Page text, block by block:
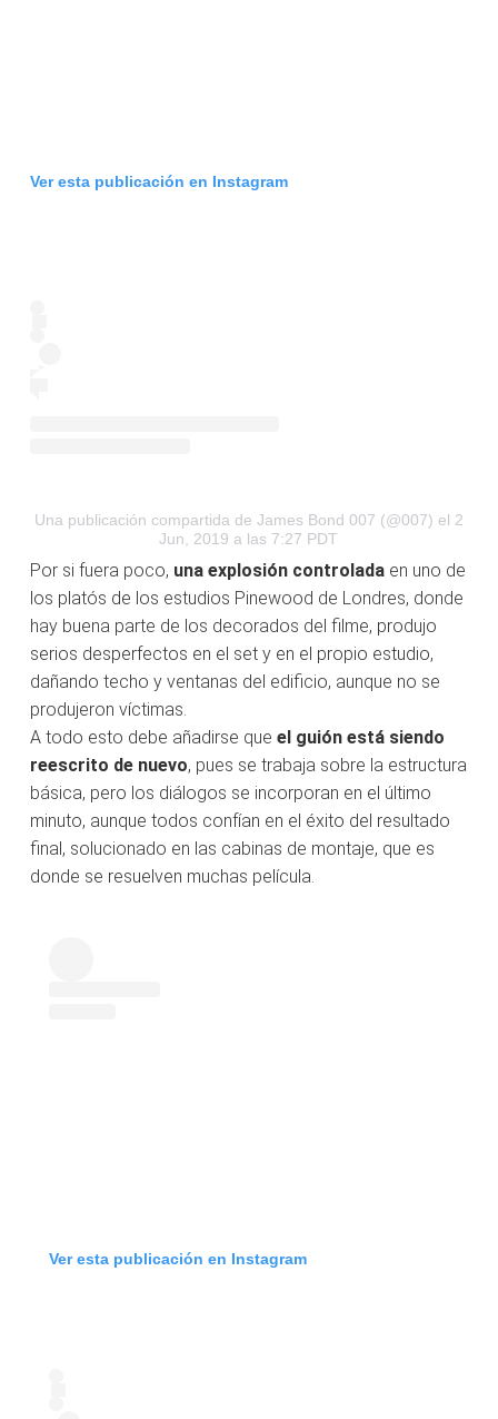
Ver esta publicación en Instagram
Una publicación compartida de James Bond 007 (@007) el 2
Jun, 2019 a las 7:27 PDT
Por si fuera poco, una explosión controlada en uno de
los platós de los estudios Pinewood de Londres, donde
hay buena parte de los decorados del filme, produjo
serios desperfectos en el set y en el propio estudio,
dañando techo y ventanas del edificio, aunque no se
produjeron víctimas.
A todo esto debe añadirse que el guión está siendo
reescrito de nuevo, pues se trabaja sobre la estructura
básica, pero los diálogos se incorporan en el último
minuto, aunque todos confían en el éxito del resultado
final, solucionado en las cabinas de montaje, que es
donde se resuelven muchas película.
Ver esta publicación en Instagram